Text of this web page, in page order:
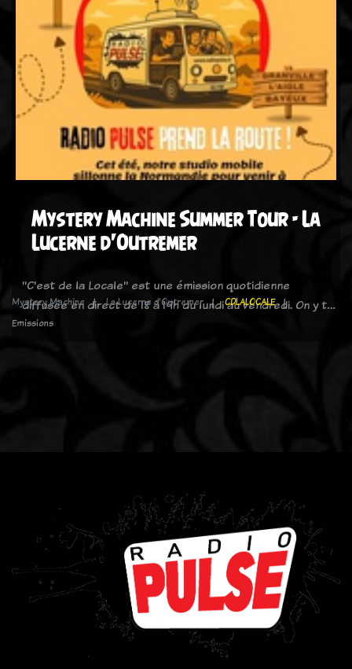
Mystery Machine Summer Tour - La
Lucerne d'Outremer
"C'est de la Locale" est une émission quotidienne
diffusée en direct de 18 à 19h du lundi au vendredi. On y t…
Mystery Machine La Lucerne d'Outremer
CDLALOCALE
Emissions